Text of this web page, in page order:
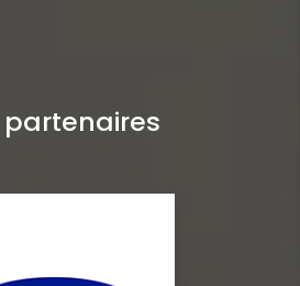
partenaires